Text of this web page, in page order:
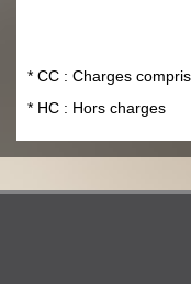
* CC : Charges
* HC : Hors charges